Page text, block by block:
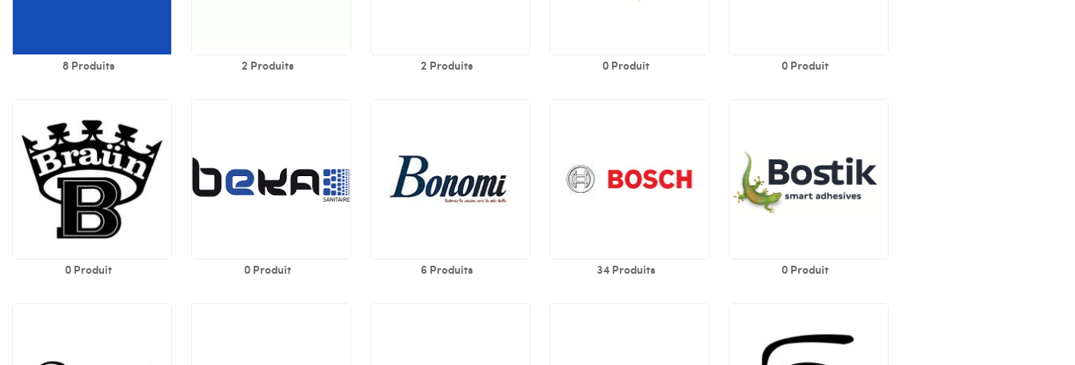
8 Produits 2 Produits 2 Produits 0 Produit 0 Produit
0 Produit 0 Produit 6 Produits 34 Produits 0 Produit